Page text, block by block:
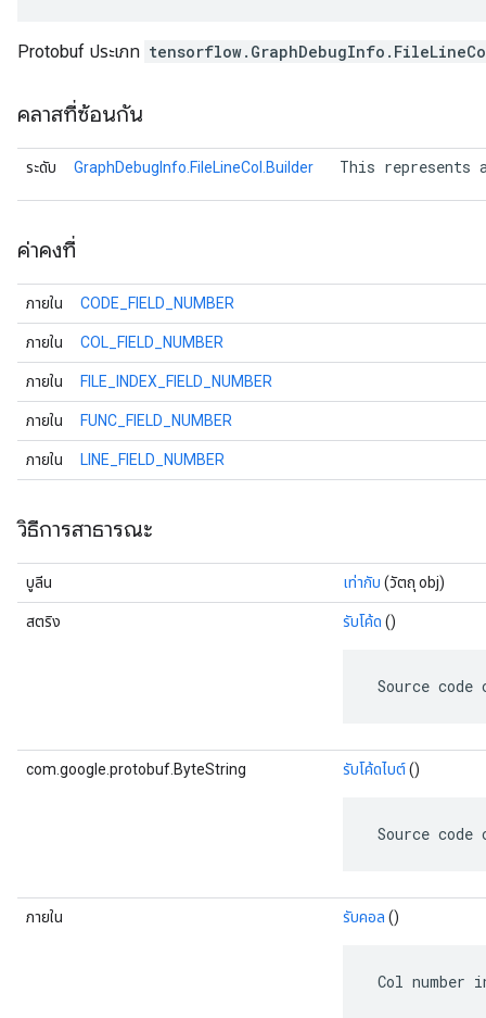
Protobuf ประเภท
คลาสที่ซ้อนกัน
ระดับ GraphDebugInfo.FileLineCol.Builder This
ค่าคงที่
ภายใน CODE_FIELD_NUMBER
ภายใน COL_FIELD_NUMBER
ภายใน FILE_INDEX_FIELD_NUMBER
ภายใน FUNC_FIELD_NUMBER
ภายใน LINE_FIELD_NUMBER
วิธีการสาธารณะ
บูลีน เท่ากับ (วัตถุ obj)
สตริง รับโค้ด ()
Source
com.google.protobuf.ByteString รับโค้ดไบต์()
Source
ภายใน รับคอล ()
Col